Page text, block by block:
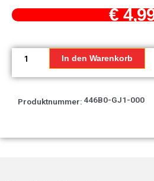
€
Speichensatz
In den Warenkorb
Produktnummer: 446B0-GJ1-000